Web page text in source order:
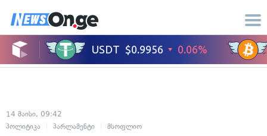
14 მაისი, 09:42
პოლიტიკა
პარლამენტი მსოფლიო